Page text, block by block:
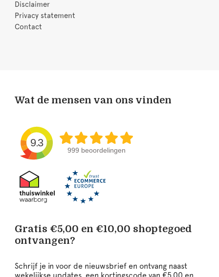
Disclaimer
Privacy statement
Contact
Wat de mensen van ons vinden
9.3
999 beoordelingen
Gratis €5,00 en €10,00 shoptegoed
ontvangen?
Schrijf je in voor de nieuwsbrief en ontvang naast